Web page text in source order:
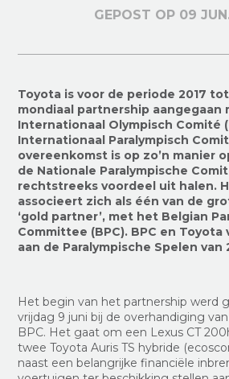
GEPOST OP 09
Toyota is voor de periode 2017
mondiaal partnership aangegaan
Internationaal Olympisch Comité
Internationaal Paralympisch
overeenkomst is op zo’n manier
de Nationale Paralympische
rechtstreeks voordeel uit halen.
associeert zich als één van de
‘gold partner’, met het Belgian
Committee (BPC). BPC en
aan de Paralympische Spelen van
Het begin van het partnership werd
vrijdag 9 juni bij de overhandiging
BPC. Het gaat om een Lexus CT
twee Toyota Auris TS hybride
naast een belangrijke financiële